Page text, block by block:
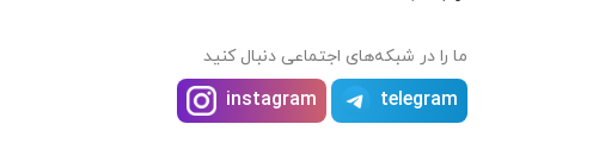
ما را در شبکه‌های اجتماعی دنبال کنید
telegram
instagram